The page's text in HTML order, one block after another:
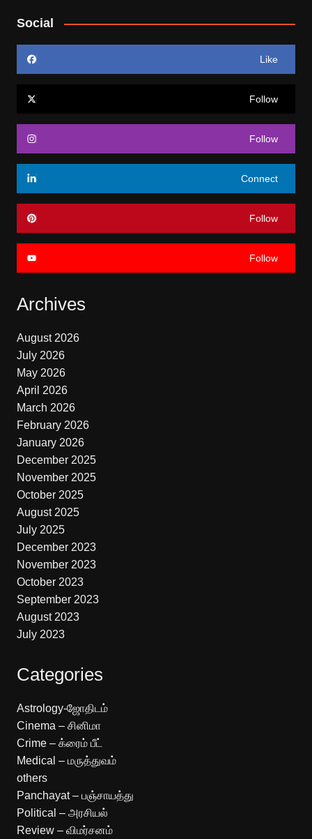
Social
Like
Follow
Follow
Connect
Follow
Follow
Archives
August 2026
July 2026
May 2026
April 2026
March 2026
February 2026
January 2026
December 2025
November 2025
October 2025
August 2025
July 2025
December 2023
November 2023
October 2023
September 2023
August 2023
July 2023
Categories
Astrology-ஜோதிடம்
Cinema – சினிமா
Crime – க்ரைம் பீட்
Medical – மருத்துவம்
others
Panchayat – பஞ்சாயத்து
Political – அரசியல்
Review – விமர்சனம்